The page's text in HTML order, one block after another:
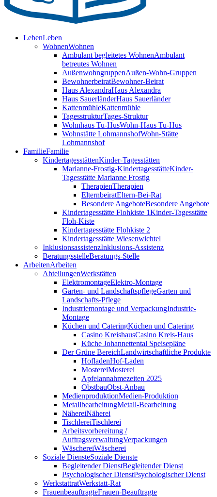
LebenLeben
WohnenWohnen
Ambulant begleitetes WohnenAmbulant
betreutes Wohnen
AußenwohngruppenAußen-Wohn-Gruppen
BewohnerbeiratBewohner-Beirat
Haus AlexandraHaus Alexandra
Haus SauerländerHaus Sauerländer
KattenmühleKattenmühle
TagesstrukturTages-Struktur
Wohnhaus Tu-HusWohn-Haus Tu-Hus
Wohnstätte LohmannshofWohn-Stätte
Lohmannshof
FamilieFamilie
Kinder­tages­stättenKinder-Tages­stätten
Marianne-Frostig-KindertagesstätteKinder-
Tagesstätte Marianne Frostig
TherapienTherapien
ElternbeiratEltern-Bei-Rat
Besondere AngeboteBesondere Angebote
Kindertagesstätte Flohkiste 1Kinder-Tagesstätte
Floh-Kiste
Kindertagesstätte Flohkiste 2
Kindertagesstätte Wiesenwichtel
InklusionsassistenzInklusions-Assistenz
BeratungsstelleBeratungs-Stelle
ArbeitenArbeiten
AbteilungenWerkstätten
ElektromontageElektro-Montage
Garten- und LandschaftspflegeGarten und
Landschafts-Pflege
Industriemontage und VerpackungIndustrie-
Montage
Küchen und CateringKüchen und Catering
Casino KreishausCasino Kreis-Haus
Küche Johannettental Speisepläne
Der Grüne BereichLandwirtschaftliche Produkte
HofladenHof-Laden
MostereiMosterei
Apfelannahmezeiten 2025
ObstbauObst-Anbau
MedienproduktionMedien-Produktion
MetallbearbeitungMetall-Bearbeitung
NähereiNäherei
TischlereiTischlerei
Arbeitsvorbereitung /
AuftragsverwaltungVerpackungen
WäschereiWäscherei
Soziale DiensteSoziale Dienste
Begleitender DienstBegleitender Dienst
Psychologischer DienstPsychologischer Dienst
WerkstattratWerkstatt-Rat
FrauenbeauftragteFrauen-Beauftragte